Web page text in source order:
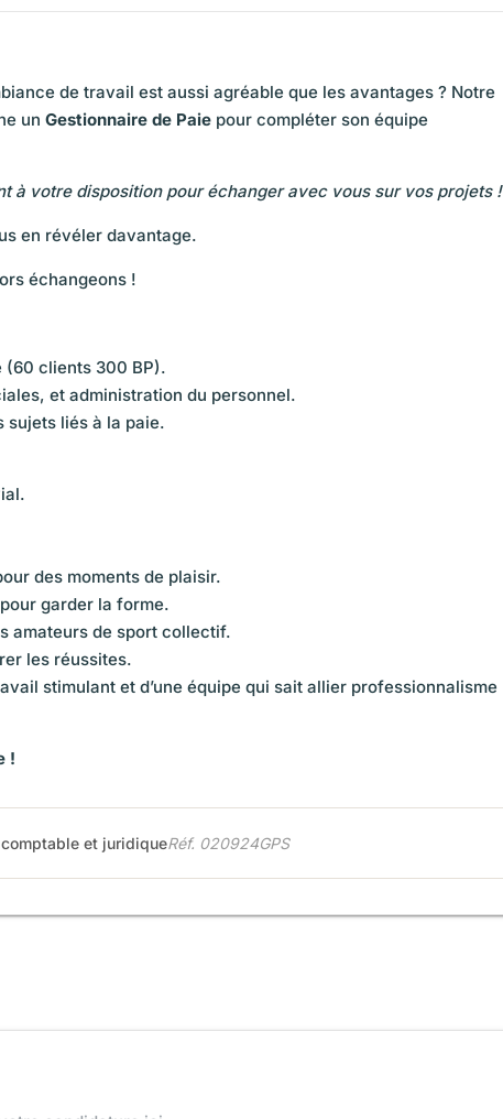
de travail est aussi agréable que les avantages ? Notre
un Gestionnaire de Paie pour compléter son équipe
à votre disposition pour échanger avec vous sur vos projets !
en révéler davantage.
échangeons !
(60 clients 300 BP).
et administration du personnel.
sujets liés à la paie.
des moments de plaisir.
garder la forme.
amateurs de sport collectif.
les réussites.
stimulant et d’une équipe qui sait allier professionnalisme
!
et juridiqueRéf. 020924GPS